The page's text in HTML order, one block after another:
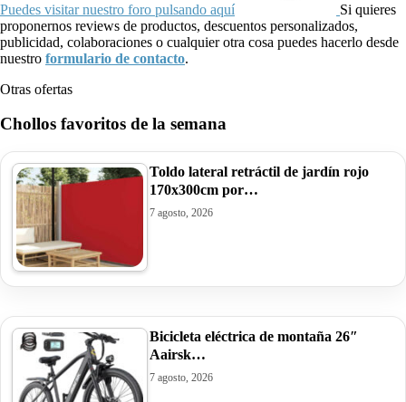
Puedes visitar nuestro foro pulsando aquí
Si quieres
proponernos reviews de productos, descuentos personalizados,
publicidad, colaboraciones o cualquier otra cosa puedes hacerlo desde
nuestro formulario de contacto.
Otras ofertas
Chollos favoritos de la semana
Toldo lateral retráctil de jardín rojo
170x300cm por…
7 agosto, 2026
Bicicleta eléctrica de montaña 26″
Aairsk…
7 agosto, 2026